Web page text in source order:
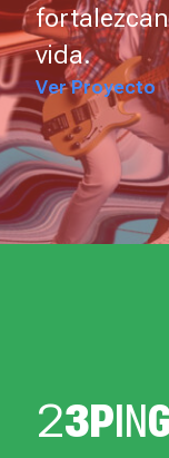
vida.
Ver Proyecto
23PING